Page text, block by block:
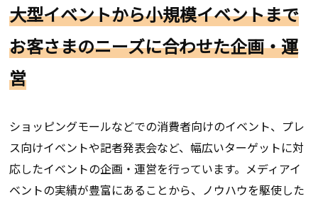
大型イベントから小規模イベントまで
お客さまのニーズに合わせた企画・運
営
ショッピングモールなどでの消費者向けのイベント、プレ
ス向けイベントや記者発表会など、幅広いターゲットに対
応したイベントの企画・運営を行っています。メディアイ
ベントの実績が豊富にあることから、ノウハウを駆使した